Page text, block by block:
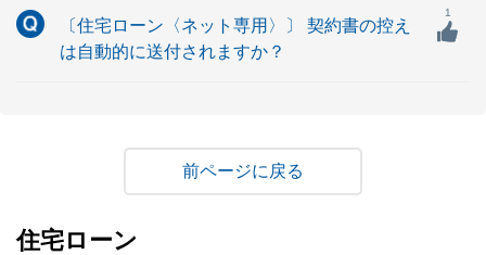
〔住宅ローン〈ネット専用〉〕 契約書の控え
は自動的に送付されますか？
1
戻る
住宅ローン